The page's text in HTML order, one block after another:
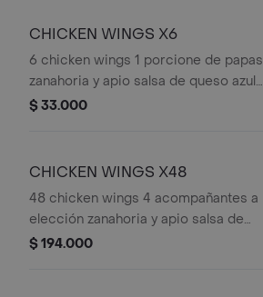
CHICKEN WINGS X6
6 chicken wings 1 porcione de papas
zanahoria y apio salsa de queso azul
alioli de ajo y salsa a elección
$ 33.000
CHICKEN WINGS X48
48 chicken wings 4 acompañantes a
elección zanahoria y apio salsa de
queso azul alioli de ajo 4 salsas a
$ 194.000